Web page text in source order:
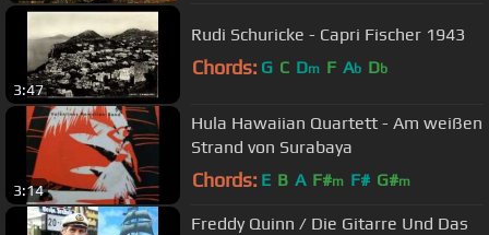
3:47
Rudi Schuricke - Capri Fischer 1943
Chords: G C Dm F Ab Db
3:14
Hula Hawaiian Quartett - Am weißen
Strand von Surabaya
Chords: E B A F#m F# G#m
Freddy Quinn / Die Gitarre Und Das